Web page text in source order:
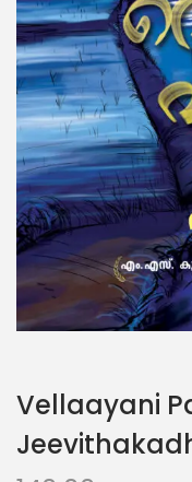
Vellaayani